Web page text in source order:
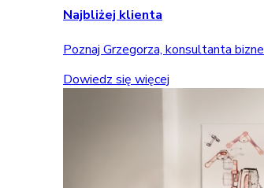
Najbliżej klienta
Poznaj Grzegorza, konsultanta
Dowiedz się więcej